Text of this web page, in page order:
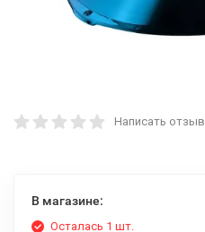
Написать отзыв
В магазине:
Осталась 1 шт.